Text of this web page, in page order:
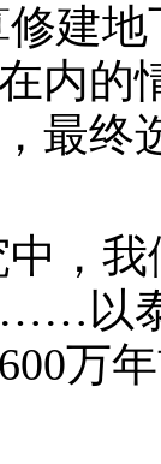
建
内的
最终
，
……以
600万